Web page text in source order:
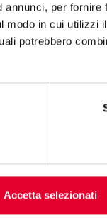
per
modo in cui
potrebbero
Accetta selezionati